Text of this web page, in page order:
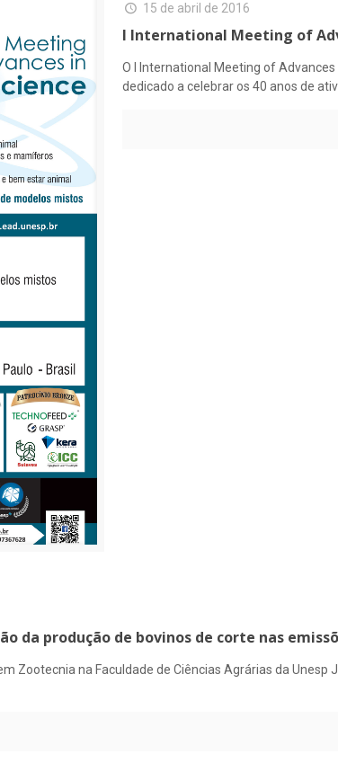
15 de abril de 2016
I International Meeting of
O I International Meeting of
dedicado a celebrar os 40 anos de
da produção de bovinos de corte nas
Zootecnia na Faculdade de Ciências Agrárias da